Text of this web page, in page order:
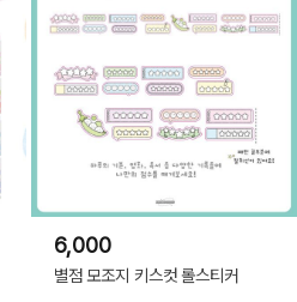
6,000
별점 모조지 키스컷 롤스티커